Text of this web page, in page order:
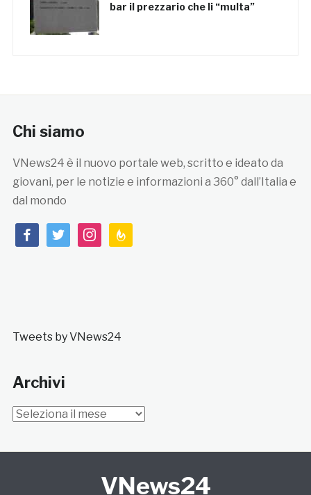
bar il prezzario che li “multa”
Chi siamo
VNews24 è il nuovo portale web, scritto e ideato da
giovani, per le notizie e informazioni a 360° dall’Italia e
dal mondo
facebooktwitterinstagramfeedburner
Tweets by VNews24
Archivi
Archivi
VNews24